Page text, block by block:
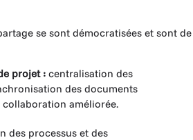
se sont démocratisées et sont
projet : centralisation des
des documents
améliorée.
des processus et des